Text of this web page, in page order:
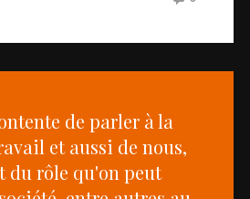
de parler à la
et aussi de nous,
du rôle qu'on peut